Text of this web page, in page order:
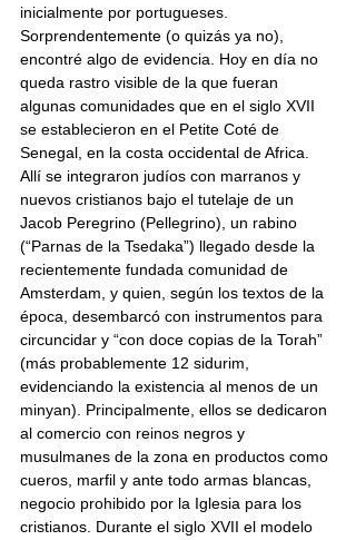
inicialmente por portugueses.
Sorprendentemente (o quizás ya no),
encontré algo de evidencia. Hoy en día no
queda rastro visible de la que fueran
algunas comunidades que en el siglo XVII
se establecieron en el Petite Coté de
Senegal, en la costa occidental de Africa.
Allí se integraron judíos con marranos y
nuevos cristianos bajo el tutelaje de un
Jacob Peregrino (Pellegrino), un rabino
(“Parnas de la Tsedaka”) llegado desde la
recientemente fundada comunidad de
Amsterdam, y quien, según los textos de la
época, desembarcó con instrumentos para
circuncidar y “con doce copias de la Torah”
(más probablemente 12 sidurim,
evidenciando la existencia al menos de un
minyan). Principalmente, ellos se dedicaron
al comercio con reinos negros y
musulmanes de la zona en productos como
cueros, marfil y ante todo armas blancas,
negocio prohibido por la Iglesia para los
cristianos. Durante el siglo XVII el modelo